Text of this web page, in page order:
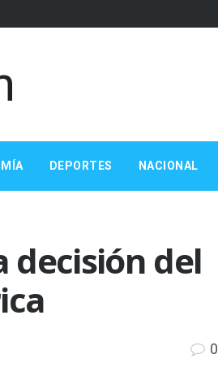
DEPORTES NACIONAL
decisión del
0